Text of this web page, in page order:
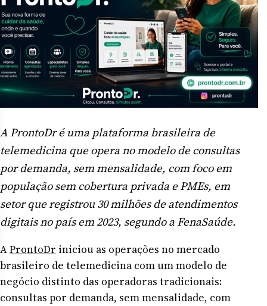
A ProntoDr é uma plataforma brasileira de
telemedicina que opera no modelo de consultas
por demanda, sem mensalidade, com foco em
população sem cobertura privada e PMEs, em
setor que registrou 30 milhões de atendimentos
digitais no país em 2023, segundo a FenaSaúde.
AProntoDr iniciou as operações no mercado
brasileiro de telemedicina com um modelo de
negócio distinto das operadoras tradicionais:
consultas por demanda, sem mensalidade, com